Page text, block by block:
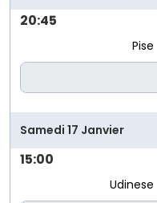
20:45
Pise
Samedi 17 Janvier
15:00
Udinese